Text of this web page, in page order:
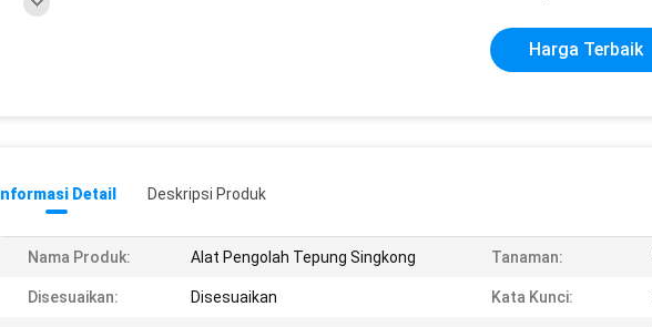
Harga Terbaik
Informasi Detail Deskripsi Produk
Nama Produk: Alat Pengolah Tepung Singkong Tanaman:
Disesuaikan: Disesuaikan Kata Kunci: